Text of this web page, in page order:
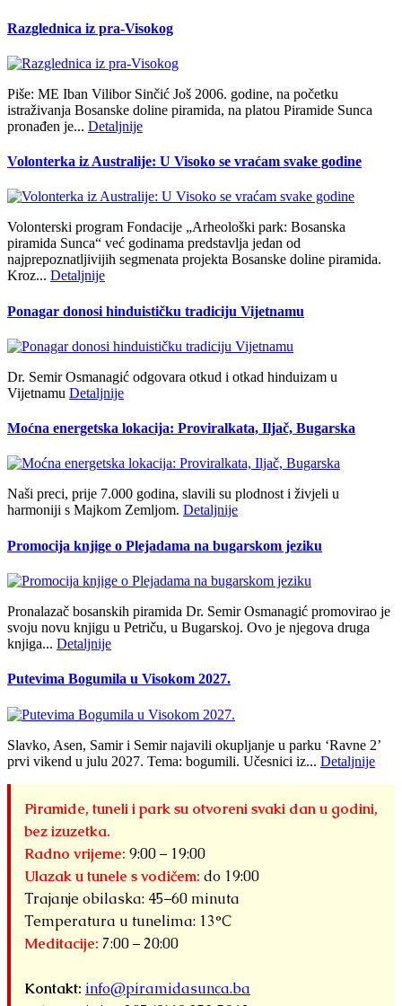
Razglednica iz pra-Visokog
Piše: ME Iban Vilibor Sinčić Još 2006. godine, na početku
istraživanja Bosanske doline piramida, na platou Piramide Sunca
pronađen je... Detaljnije
Volonterka iz Australije: U Visoko se vraćam svake godine
Volonterski program Fondacije „Arheološki park: Bosanska
piramida Sunca“ već godinama predstavlja jedan od
najprepoznatljivijih segmenata projekta Bosanske doline piramida.
Kroz... Detaljnije
Ponagar donosi hinduističku tradiciju Vijetnamu
Dr. Semir Osmanagić odgovara otkud i otkad hinduizam u
Vijetnamu Detaljnije
Moćna energetska lokacija: Proviralkata, Iljač, Bugarska
Naši preci, prije 7.000 godina, slavili su plodnost i živjeli u
harmoniji s Majkom Zemljom. Detaljnije
Promocija knjige o Plejadama na bugarskom jeziku
Pronalazač bosanskih piramida Dr. Semir Osmanagić promovirao je
svoju novu knjigu u Petriču, u Bugarskoj. Ovo je njegova druga
knjiga... Detaljnije
Putevima Bogumila u Visokom 2027.
Slavko, Asen, Samir i Semir najavili okupljanje u parku ‘Ravne 2’
prvi vikend u julu 2027. Tema: bogumili. Učesnici iz... Detaljnije
Piramide, tuneli i park su otvoreni svaki dan u godini,
bez izuzetka.
Radno vrijeme: 9:00 – 19:00
Ulazak u tunele s vodičem: do 19:00
Trajanje obilaska: 45–60 minuta
Temperatura u tunelima: 13°C
Meditacije: 7:00 – 20:00
Kontakt: info@piramidasunca.ba